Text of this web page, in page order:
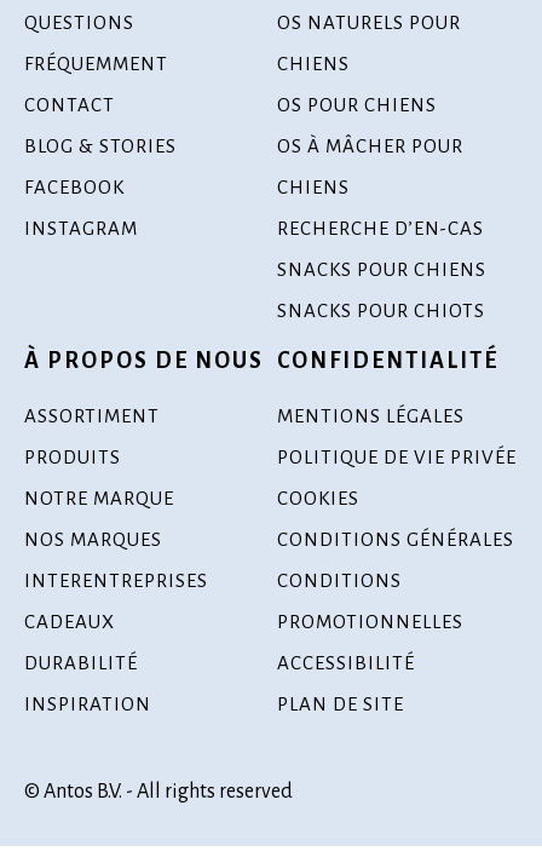
QUESTIONS
FRÉQUEMMENT
CONTACT
BLOG & STORIES
FACEBOOK
INSTAGRAM
OS NATURELS POUR
CHIENS
OS POUR CHIENS
OS À MÂCHER POUR
CHIENS
RECHERCHE D’EN-CAS
SNACKS POUR CHIENS
SNACKS POUR CHIOTS
À PROPOS DE NOUS
ASSORTIMENT
PRODUITS
NOTRE MARQUE
NOS MARQUES
INTERENTREPRISES
CADEAUX
DURABILITÉ
INSPIRATION
CONFIDENTIALITÉ
MENTIONS LÉGALES
POLITIQUE DE VIE PRIVÉE
COOKIES
CONDITIONS GÉNÉRALES
CONDITIONS
PROMOTIONNELLES
ACCESSIBILITÉ
PLAN DE SITE
© Antos B.V. - All rights reserved